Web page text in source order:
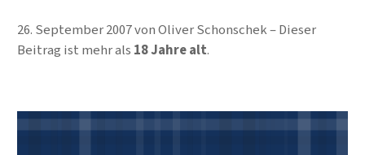
26. September 2007vonOliver Schonschek
Dieser
Beitrag ist mehr als 18 Jahre alt.